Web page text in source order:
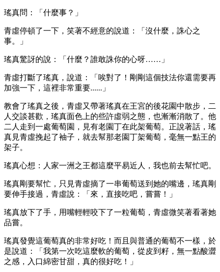
瑤真問：「什麼事？」
青虛停頓了一下，笑著不經意的說道：「沒什麼，誅心之
事。」
瑤真驚訝的說：「什麼？誰敢誅你的心呀……」
青虛打斷了瑤真，說道：「唉對了！剛剛這個技法你還需要再
加強一下，這裡非常重要......」
教會了瑤真之後，青虛又帶著瑤真在王宮的後花園中散步，二
人交談甚歡，瑤真面色上的些許虛弱之態，也漸漸消散了。他
二人走到一處葡萄園，見有老園丁在此架葡萄。正說著話，瑤
真見青虛挽起了袖子，就去幫那老園丁架葡萄，毫無一點王的
架子。
瑤真心想：人家一洲之王都這麼平易近人，我也前去幫忙吧。
瑤真剛要幫忙，只見青虛摘了一串葡萄送到她的嘴邊，瑤真剛
要伸手接過，青虛說：「來，直接吃吧，嘗嘗！」
瑤真放下了手，用嘴輕輕咬下了一粒葡萄，青虛微笑著看著她
品嘗。
瑤真發覺這葡萄真的非常好吃！而且與普通的葡萄不一樣，於
是說道：「我第一次吃這麼軟的葡萄，從皮到籽，無一點酸澀
之感，入口綿密甘甜，真的很好吃！」